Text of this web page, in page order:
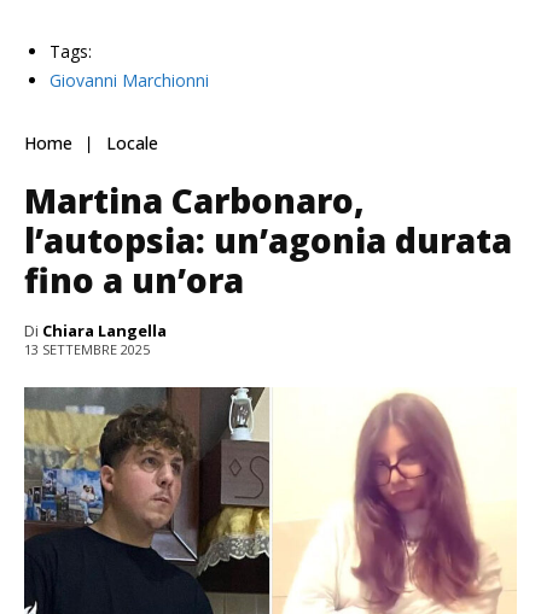
Tags:
Giovanni Marchionni
Home Locale
Martina Carbonaro,
l’autopsia: un’agonia durata
fino a un’ora
Di Chiara Langella
13 SETTEMBRE 2025